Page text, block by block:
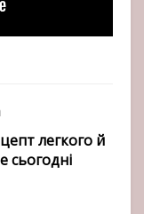
легкого й
сьогодні